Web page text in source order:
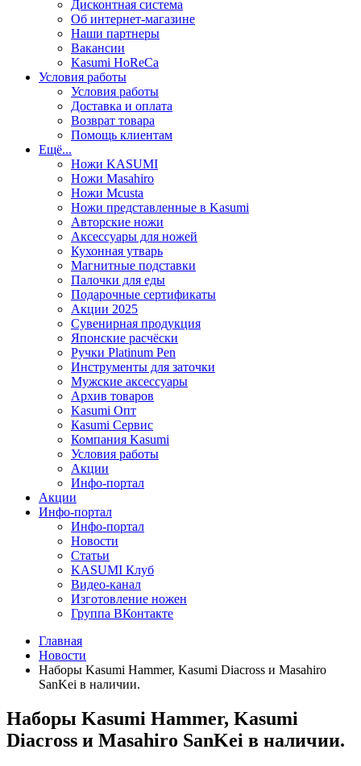
Дисконтная система
Об интернет-магазине
Наши партнеры
Вакансии
Kasumi HoReCa
Условия работы
Условия работы
Доставка и оплата
Возврат товара
Помощь клиентам
Ещё...
Ножи KASUMI
Ножи Masahiro
Ножи Mcusta
Ножи представленные в Kasumi
Авторские ножи
Аксессуары для ножей
Кухонная утварь
Магнитные подставки
Палочки для еды
Подарочные сертификаты
Акции 2025
Сувенирная продукция
Японские расчёски
Ручки Platinum Pen
Инструменты для заточки
Мужские аксессуары
Архив товаров
Kasumi Опт
Кasumi Сервис
Компания Kasumi
Условия работы
Акции
Инфо-портал
Акции
Инфо-портал
Инфо-портал
Новости
Статьи
KASUMI Клуб
Видео-канал
Изготовление ножен
Группа ВКонтакте
Главная
Новости
Наборы Kasumi Hammer, Kasumi Diacross и Masahiro
SanKei в наличии.
Наборы Kasumi Hammer, Kasumi
Diacross и Masahiro SanKei в наличии.